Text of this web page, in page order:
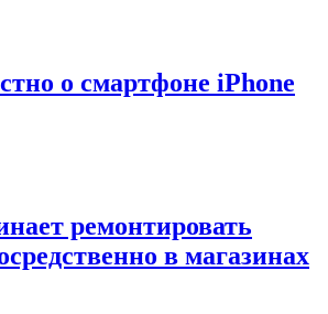
о смартфоне iPhone
ремонтировать
в магазинах